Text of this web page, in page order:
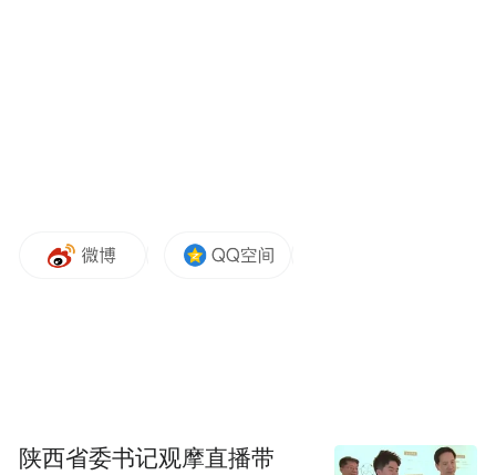
子”已经落成。这将是美高梅品牌在中国内地
陕西省委书记观摩直播带